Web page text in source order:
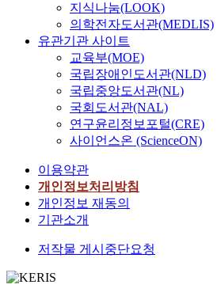
지식나눔(LOOK)
의학전자도서관(MEDLIS)
유관기관 사이트
교육부(MOE)
국립장애인도서관(NLD)
국립중앙도서관(NL)
국회도서관(NAL)
연구윤리정보포털(CRE)
사이언스온 (ScienceON)
이용약관
개인정보처리방침
개인정보 재동의
기관소개
저작물 게시중단요청